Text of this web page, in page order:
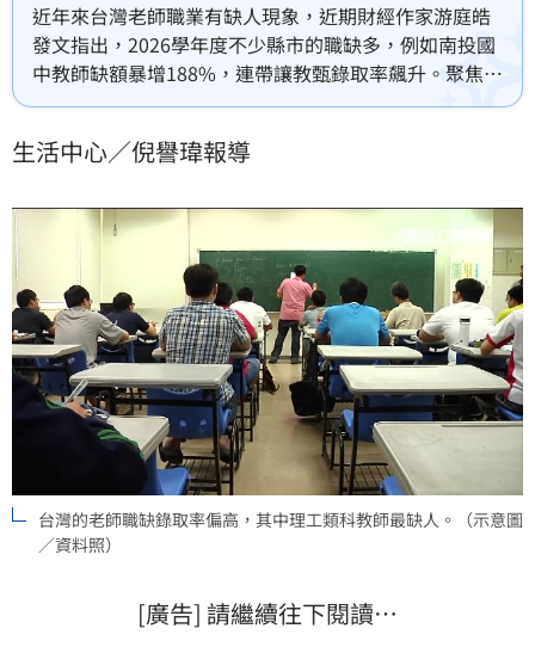
近年來台灣老師職業有缺人現象，近期財經作家游庭皓
發文指出，2026學年度不少縣市的職缺多，例如南投國
中教師缺額暴增188%，連帶讓教甄錄取率飆升。聚焦到
教師類別，理化、資訊科技這類「理工類科教師」職缺
幾乎接近有考就有機會錄取，他對此評價「台灣教師荒
生活中心／倪譽瑋報導
台灣的老師職缺錄取率偏高，其中理工類科教師最缺人。（示意圖
／資料照）
[廣告] 請繼續往下閱讀…